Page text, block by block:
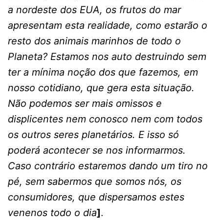
a nordeste dos EUA, os frutos do mar
apresentam esta realidade, como estarão o
resto dos animais marinhos de todo o
Planeta? Estamos nos auto destruindo sem
ter a mínima noção dos que fazemos, em
nosso cotidiano, que gera esta situação.
Não podemos ser mais omissos e
displicentes nem conosco nem com todos
os outros seres planetários. E isso só
poderá acontecer se nos informarmos.
Caso contrário estaremos dando um tiro no
pé, sem sabermos que somos nós, os
consumidores, que dispersamos estes
venenos todo o dia].